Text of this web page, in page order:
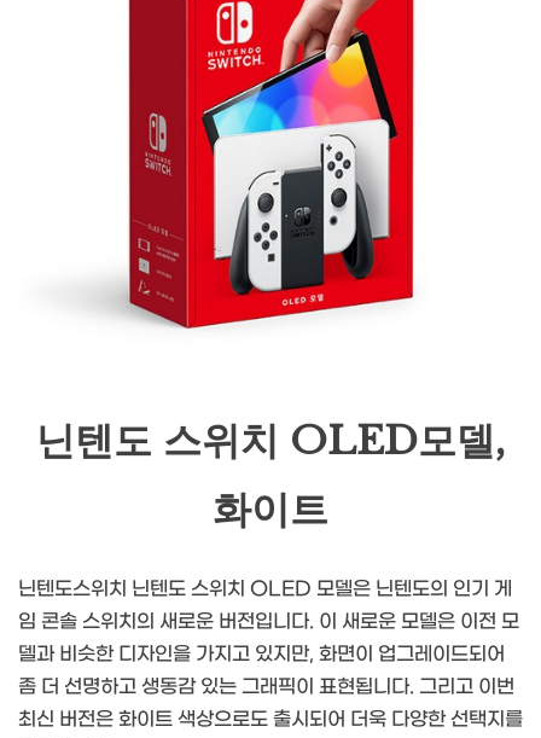
닌텐도 스위치 OLED모델,
화이트
닌텐도스위치 닌텐도 스위치 OLED 모델은 닌텐도의 인기 게
임 콘솔 스위치의 새로운 버전입니다. 이 새로운 모델은 이전 모
델과 비슷한 디자인을 가지고 있지만, 화면이 업그레이드되어
좀 더 선명하고 생동감 있는 그래픽이 표현됩니다. 그리고 이번
최신 버전은 화이트 색상으로도 출시되어 더욱 다양한 선택지를